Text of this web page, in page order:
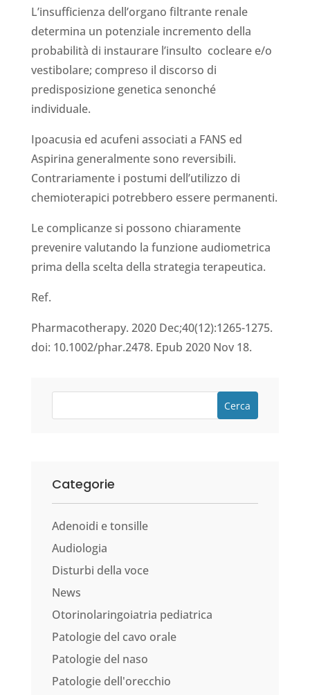
L’insufficienza dell’organo filtrante renale
determina un potenziale incremento della
probabilità di instaurare l’insulto cocleare e/o
vestibolare; compreso il discorso di
predisposizione genetica senonché
individuale.
Ipoacusia ed acufeni associati a FANS ed
Aspirina generalmente sono reversibili.
Contrariamente i postumi dell’utilizzo di
chemioterapici potrebbero essere permanenti.
Le complicanze si possono chiaramente
prevenire valutando la funzione audiometrica
prima della scelta della strategia terapeutica.
Ref.
Pharmacotherapy. 2020 Dec;40(12):1265-1275.
doi: 10.1002/phar.2478. Epub 2020 Nov 18.
Cerca
Categorie
Adenoidi e tonsille
Audiologia
Disturbi della voce
News
Otorinolaringoiatria pediatrica
Patologie del cavo orale
Patologie del naso
Patologie dell'orecchio